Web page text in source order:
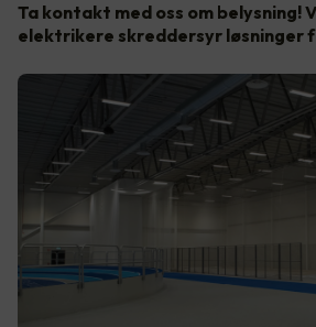
Ta kontakt med oss om belysning!
elektrikere skreddersyr løsninger